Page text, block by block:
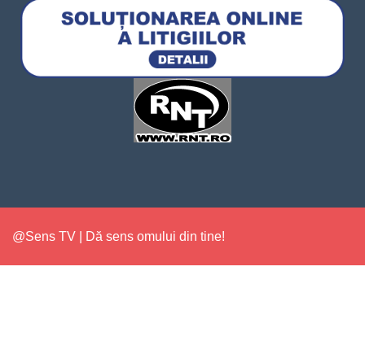
@Sens TV | Dă sens omului din tine!